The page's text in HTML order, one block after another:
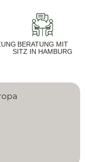
G BERATUNG MIT
SITZ IN HAMBURG